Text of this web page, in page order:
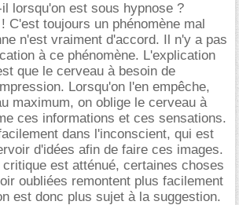
lorsqu'on est sous hypnose ?
C'est toujours un phénomène mal
n'est vraiment d'accord. Il n'y a pas
à ce phénomène. L'explication
que le cerveau à besoin de
Lorsqu'on l'en empêche,
maximum, on oblige le cerveau à
ces informations et ces sensations.
dans l'inconscient, qui est
d'idées afin de faire ces images.
est atténué, certaines choses
oubliées remontent plus facilement
est donc plus sujet à la suggestion.